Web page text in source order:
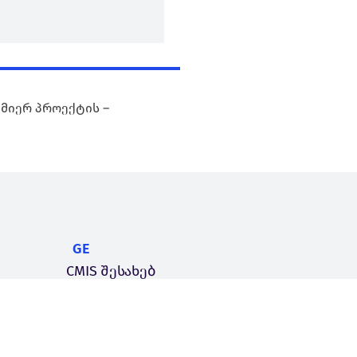
პროექტის –
GE
CMIS შესახებ